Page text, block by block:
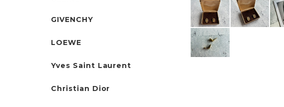
GIVENCHY
LOEWE
Yves Saint Laurent
Christian Dior